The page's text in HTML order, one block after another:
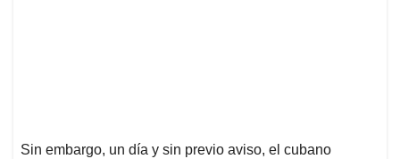
Sin embargo, un día y sin previo aviso, el cubano